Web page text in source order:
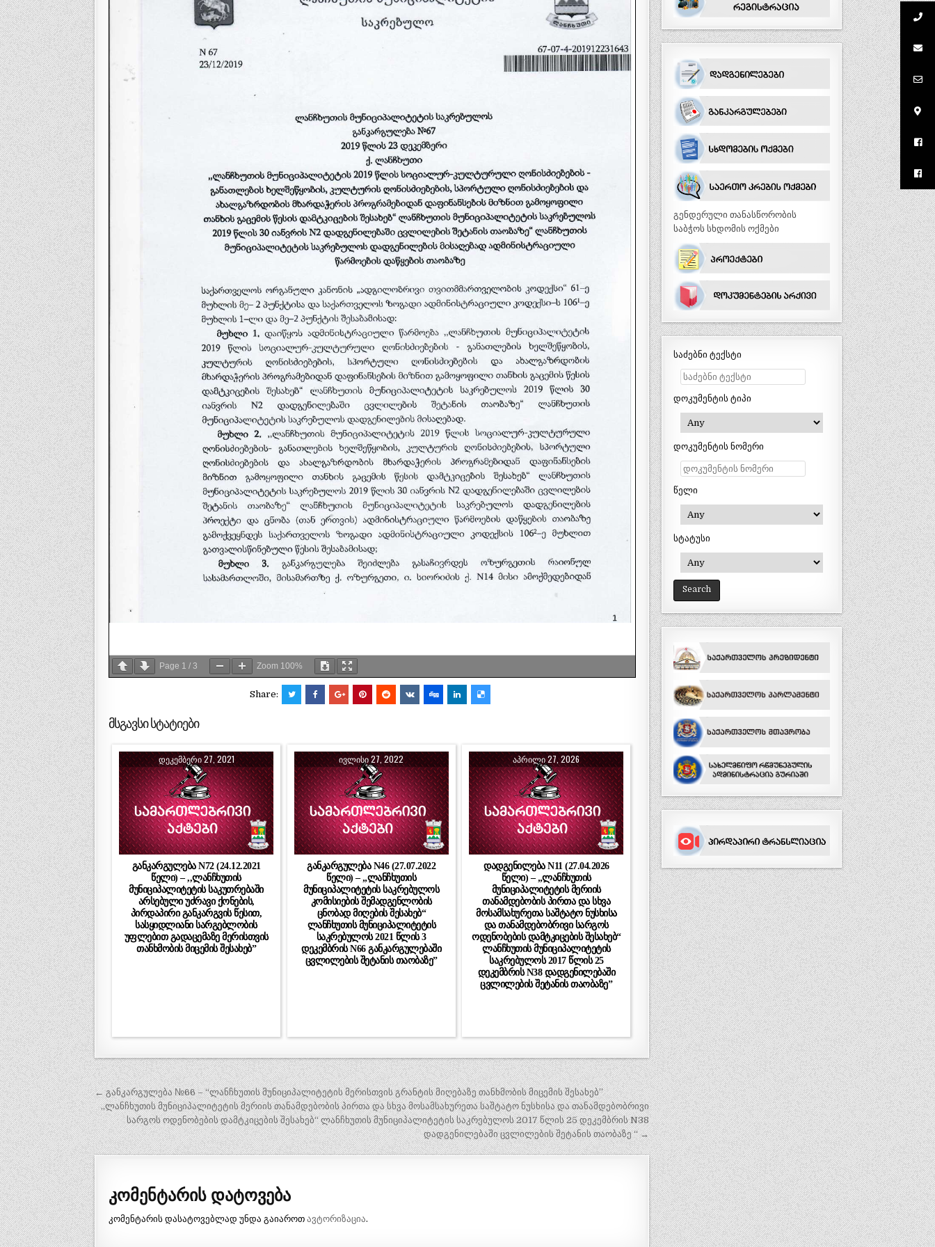
Page 1 /3 Zoom 100%
Share:
მსგავსი სტატიები
ᲓᲔᲙᲔᲛᲑᲔᲠᲘ 27, 2021
განკარგულება N72 (24.12.2021
წელი) – ,,ლანჩხუთის
მუნიციპალიტეტის საკუთრებაში
არსებული უძრავი ქონების,
პირდაპირი განკარგვის წესით,
სასყიდლიანი სარგებლობის
უფლებით გადაცემაზე მერისთვის
თანხმობის მიცემის შესახებ”
ᲘᲕᲚᲘᲡᲘ 27, 2022
განკარგულება N46 (27.07.2022
წელი) – „ლანჩხუთის
მუნიციპალიტეტის საკრებულოს
კომისიების შემადგენლობის
ცნობად მიღების შესახებ“
ლანჩხუთის მუნიციპალიტეტის
საკრებულოს 2021 წლის 3
დეკემბრის N66 განკარგულებაში
ცვლილების შეტანის თაობაზე”
ᲐᲞᲠᲘᲚᲘ 27, 2026
დადგენილება N11 (27.04.2026
წელი) – „ლანჩხუთის
მუნიციპალიტეტის მერიის
თანამდებობის პირთა და სხვა
მოსამსახურეთა საშტატო ნუსხისა
და თანამდებობრივი სარგოს
ოდენობების დამტკიცების შესახებ“
ლანჩხუთის მუნიციპალიტეტის
საკრებულოს 2017 წლის 25
დეკემბრის N38 დადგენილებაში
ცვლილების შეტანის თაობაზე”
პოსტის
ნავიგაცია
← განკარგულება №66 – “ლანჩხუთის მუნიციპალიტეტის მერისთვის გრანტის მიღებაზე თანხმობის მიცემის შესახებ”
„ლანჩხუთის მუნიციპალიტეტის მერიის თანამდებობის პირთა და სხვა მოსამსახურეთა საშტატო ნუსხისა და თანამდებობრივი
სარგოს ოდენობების დამტკიცების შესახებ“ ლანჩხუთის მუნიციპალიტეტის საკრებულოს 2017 წლის 25 დეკემბრის N38
დადგენილებაში ცვლილების შეტანის თაობაზე “ →
კომენტარის დატოვება
კომენტარის დასატოვებლად უნდა გაიაროთავტორიზაცია.
გენდერული თანასწორობის
საბჭოს სხდომის ოქმები
საძებნი ტექსტი
დოკუმენტის ტიპი
დოკუმენტის ნომერი
წელი
სტატუსი